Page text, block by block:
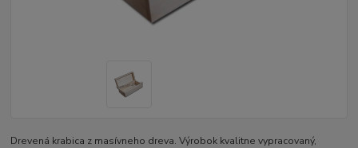
Drevená krabica z masívneho dreva. Výrobok kvalitne vypracovaný,